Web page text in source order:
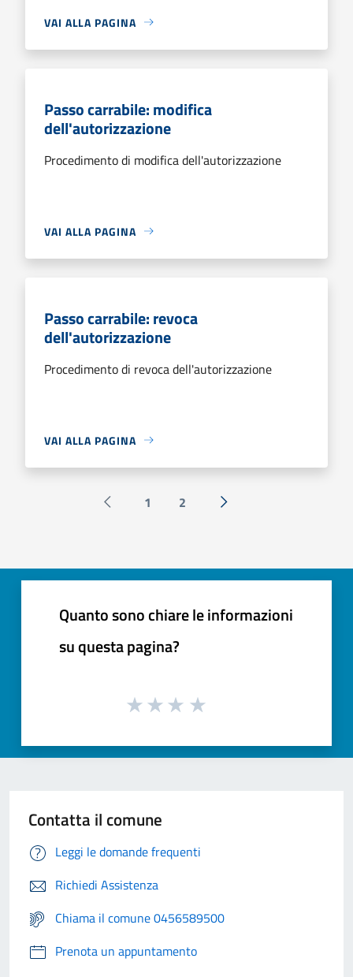
VAI ALLA PAGINA
Passo carrabile: modifica
dell'autorizzazione
Procedimento di modifica dell'autorizzazione
VAI ALLA PAGINA
Passo carrabile: revoca
dell'autorizzazione
Procedimento di revoca dell'autorizzazione
VAI ALLA PAGINA
Pagina precedente
1 2 Successiva »
Quanto sono chiare le informazioni
su questa pagina?
Contatta il comune
Leggi le domande frequenti
Richiedi Assistenza
Chiama il comune 0456589500
Prenota un appuntamento